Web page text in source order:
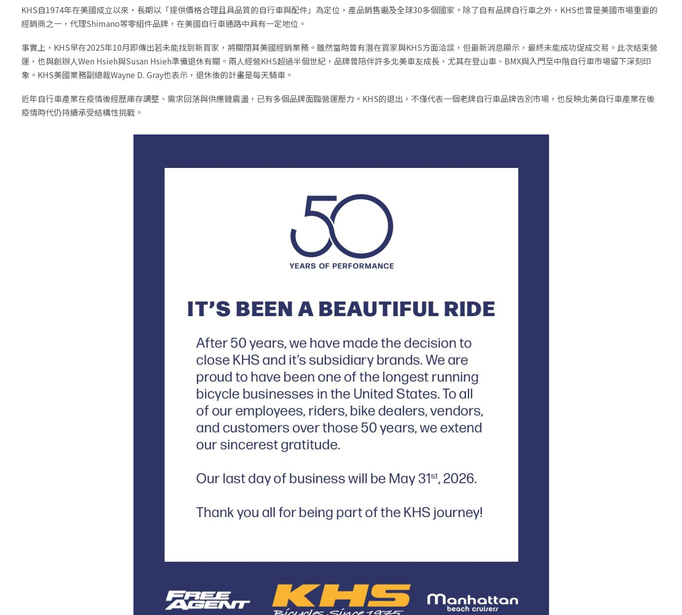
KHS自1974年在美國成立以來，長期以「提供價格合理且具品質的自行車與配件」為定位，產品銷售遍及全球30多個國家。除了自有品牌自行車之外，KHS也曾是美國市場重要的
經銷商之一，代理Shimano等零組件品牌，在美國自行車通路中具有一定地位。
事實上，KHS早在2025年10月即傳出若未能找到新買家，將關閉其美國經銷業務。雖然當時曾有潛在買家與KHS方面洽談，但最新消息顯示，最終未能成功促成交易。此次結束營
運，也與創辦人Wen Hsieh與Susan Hsieh準備退休有關。兩人經營KHS超過半個世紀，品牌曾陪伴許多北美車友成長，尤其在登山車、BMX與入門至中階自行車市場留下深刻印
象。KHS美國業務副總裁Wayne D. Gray也表示，退休後的計畫是每天騎車。
近年自行車產業在疫情後經歷庫存調整、需求回落與供應鏈震盪，已有多個品牌面臨營運壓力。KHS的退出，不僅代表一個老牌自行車品牌告別市場，也反映北美自行車產業在後
疫情時代仍持續承受結構性挑戰。